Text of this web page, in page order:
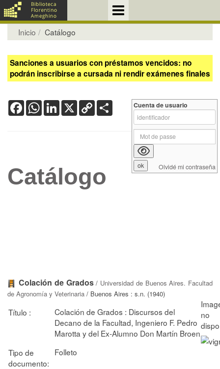
Inicio Catálogo
Sanciones a usuarios con préstamos vencidos: no
podrán inscribirse a cursada ni rendir exámenes finales
FacebookWhatsApp
LinkedIn
X Copy
Link
Catálogo
Colación de Grados/ Universidad de Buenos Aires. Facultad
de Agronomía y Veterinaria / Buenos Aires : s.n. (1940)
Título :
Colación de Grados : Discursos del
Decano de la Facultad, Ingeniero F. Pedro
Marotta y del Ex-Alumno Don Martín Broen
Tipo de
documento:
Folleto
Cuenta de usuario
Olvidé mi contraseña